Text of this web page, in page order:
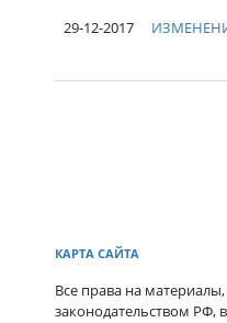
29-12-2017
КАРТА САЙТА
Все права на
законодательством РФ,